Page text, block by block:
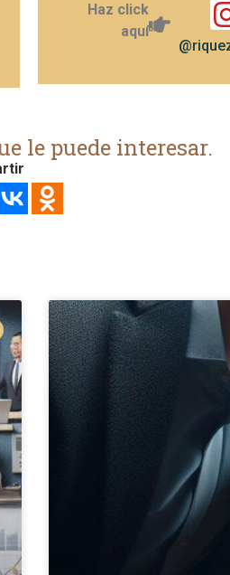
Haz click
aquí
le puede interesar.